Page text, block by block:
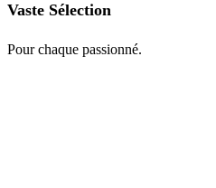
Vaste Sélection
Pour chaque passionné.